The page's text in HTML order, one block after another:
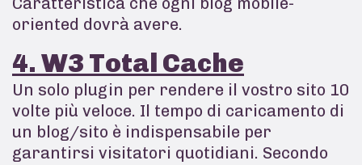
oriented dovrà avere.
4. W3 Total Cache
Un solo plugin per rendere il vostro sito 10
volte più veloce. Il tempo di caricamento di
un blog/sito è indispensabile per
garantirsi visitatori quotidiani. Secondo